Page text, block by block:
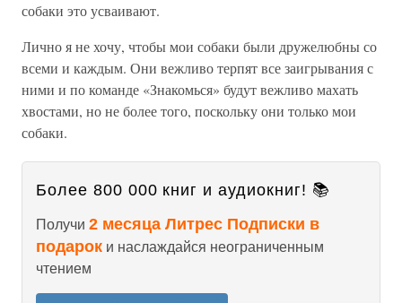
собаки это усваивают.
Лично я не хочу, чтобы мои собаки были дружелюбны со
всеми и каждым. Они вежливо терпят все заигрывания с
ними и по команде «Знакомься» будут вежливо махать
хвостами, но не более того, поскольку они только мои
собаки.
Более 800 000 книг и аудиокниг! 📚
Получи 2 месяца Литрес Подписки в
подарок и наслаждайся неограниченным
чтением